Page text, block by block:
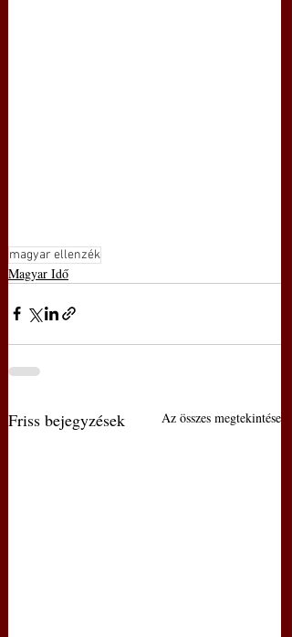
magyar ellenzék
Magyar Idő
Friss bejegyzések Az összes megtekintése